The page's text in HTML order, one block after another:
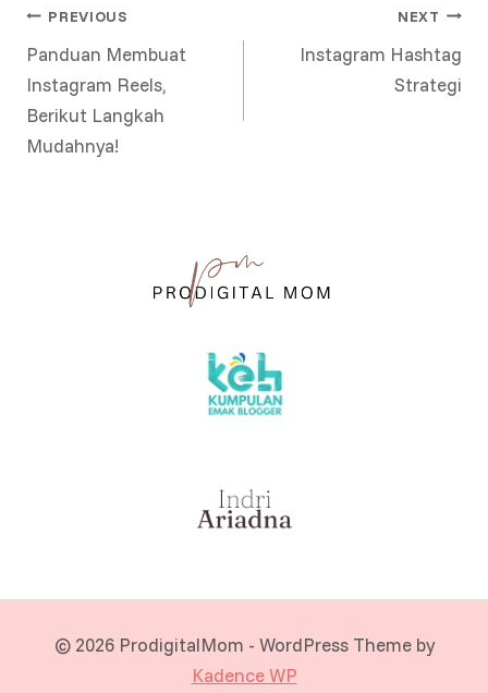
POST
NAVIGATION
PREVIOUS
Panduan Membuat
Instagram Reels,
Berikut Langkah
Mudahnya!
NEXT
Instagram Hashtag
Strategi
© 2026 ProdigitalMom - WordPress Theme by
Kadence WP